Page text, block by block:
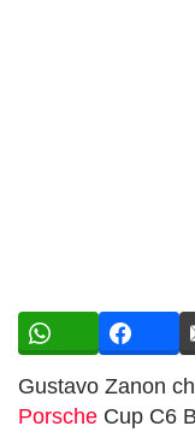
Gustavo Zanon
Porsche Cup C6